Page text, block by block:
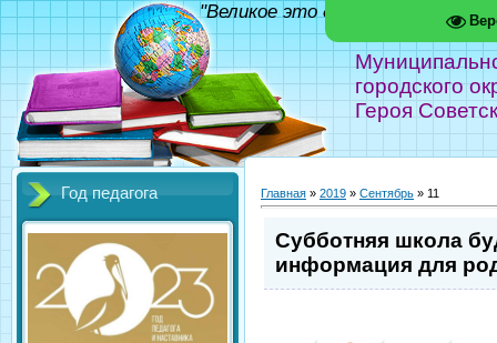
городского
Героя
"Великое это дело - школа!"
Год педагога Главная » 2019 » Сентябрь » 11
Субботняя школа
информация для